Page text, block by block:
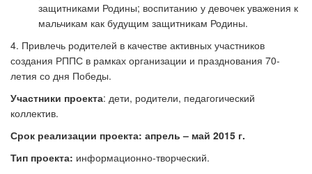
защитниками Родины; воспитанию у девочек уважения к
мальчикам как будущим защитникам Родины.
4. Привлечь родителей в качестве активных участников
создания РППС в рамках организации и празднования 70-
летия со дня Победы.
Участники проекта: дети, родители, педагогический
коллектив.
Срок реализации проекта: апрель– май 2015 г.
Тип проекта: информационно-творческий.